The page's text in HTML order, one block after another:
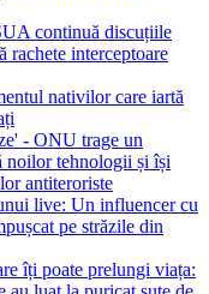
continuă discuțiile
rachete interceptoare
nativilor care iartă
- ONU trage un
noilor tehnologii și își
antiteroriste
live: Un influencer cu
pe străzile din
îți poate prelungi viața: